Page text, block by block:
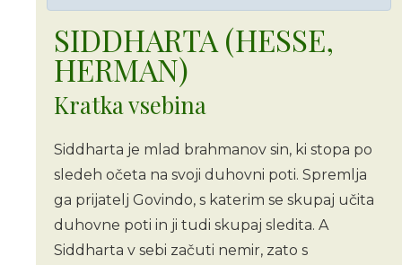
SIDDHARTA (HESSE,
HERMAN)
Kratka vsebina
Siddharta je mlad brahmanov sin, ki stopa po
sledeh očeta na svoji duhovni poti. Spremlja
ga prijatelj Govindo, s katerim se skupaj učita
duhovne poti in ji tudi skupaj sledita. A
Siddharta v sebi začuti nemir, zato s